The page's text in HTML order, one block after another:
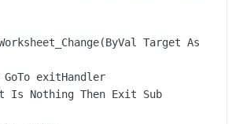
Target As